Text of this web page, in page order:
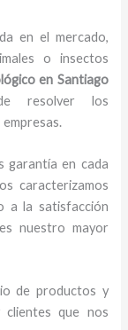
en el mercado,
o insectos
en Santiago
resolver los
garantía en cada
caracterizamos
a la satisfacción
nuestro mayor
de productos y
clientes que nos